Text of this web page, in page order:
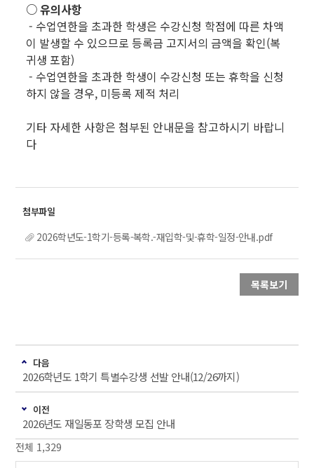
○ 유의사항
- 수업연한을 초과한 학생은 수강신청 학점에 따른 차액
이 발생할 수 있으므로 등록금 고지서의 금액을 확인(복
귀생 포함)
- 수업연한을 초과한 학생이 수강신청 또는 휴학을 신청
하지 않을 경우, 미등록 제적 처리
기타 자세한 사항은 첨부된 안내문을 참고하시기 바랍니
다
2026학년도-1학기-등록-복학.-재입학-및-휴학-일정-안내.pdf
목록보기
다음
2026학년도 1학기 특별수강생 선발 안내(12/26까지)
이전
2026년도 재일동포 장학생 모집 안내
전체 1,329